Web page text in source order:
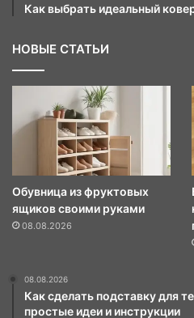
Как выбрать идеальный
НОВЫЕ СТАТЬИ
Обувница из фруктовых
ящиков своими руками
08.08.2026
08.08.2026
Как сделать подставку для
простые идеи и инструкции